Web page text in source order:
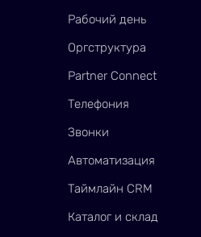
Рабочий день
Оргструктура
Partner Connect
Телефония
Звонки
Автоматизация
Таймлайн CRM
Каталог и склад